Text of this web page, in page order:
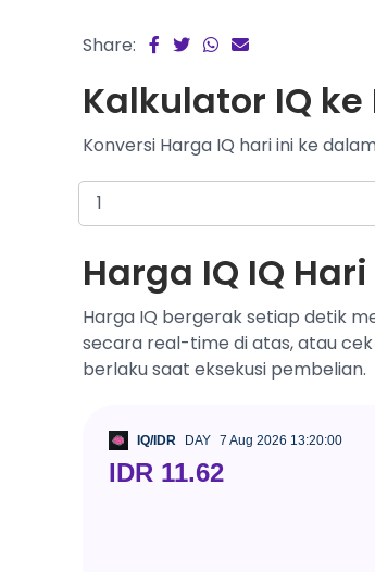
Share:
Kalkulator IQ ke
Konversi Harga IQ hari ini ke
Harga IQ IQ
Harga IQ bergerak setiap detik
secara real-time di atas, atau
berlaku saat eksekusi pembelian.
IQ/IDR DAY 7 Aug 2026 13:20:00
IDR 11.62